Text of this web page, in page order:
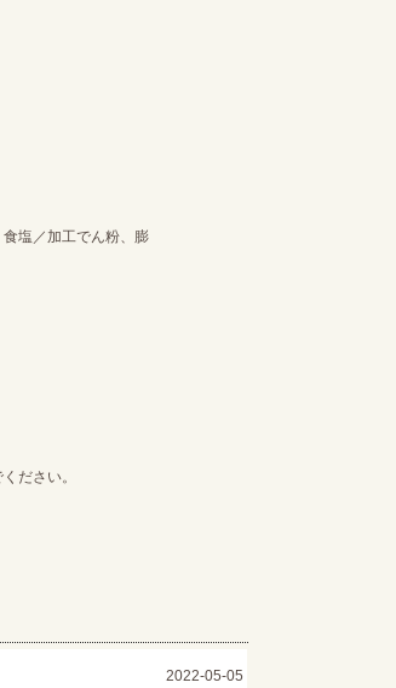
塩／加工でん粉、膨
ださい。
2022-05-05